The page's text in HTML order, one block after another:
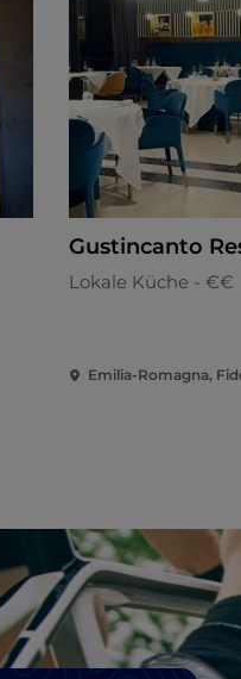
Gustincanto
Lokale Küche - €€
Emilia-Romagna,